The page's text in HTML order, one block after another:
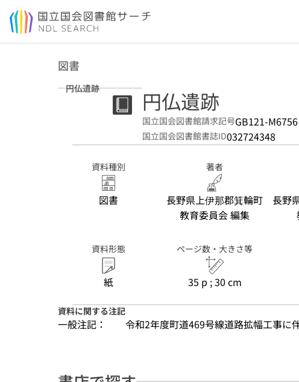
本文へ移動
図書
円仏遺跡 円仏遺跡
国立国会図書館請求記号GB121-M6756
国立国会図書館書誌ID032724348
資料種別
図書
著者
長野県上伊那郡箕輪町
教育委員会 編集
長野
資料形態
紙
ページ数・大きさ等
35 p ; 30 cm
資料に関する注記
一般注記： 令和2年度町道469号線道路拡幅工事に